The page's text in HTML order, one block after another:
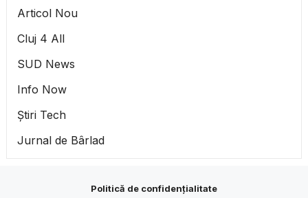
Articol Nou
Cluj 4 All
SUD News
Info Now
Știri Tech
Jurnal de Bârlad
Politică de confidențialitate